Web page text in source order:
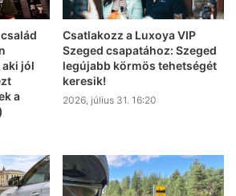
jól
a
Csatlakozz a Luxoya VIP
Szeged csapatához: Szeged
legújabb körmös tehetségét
keresik!
2026, július 31. 16:20